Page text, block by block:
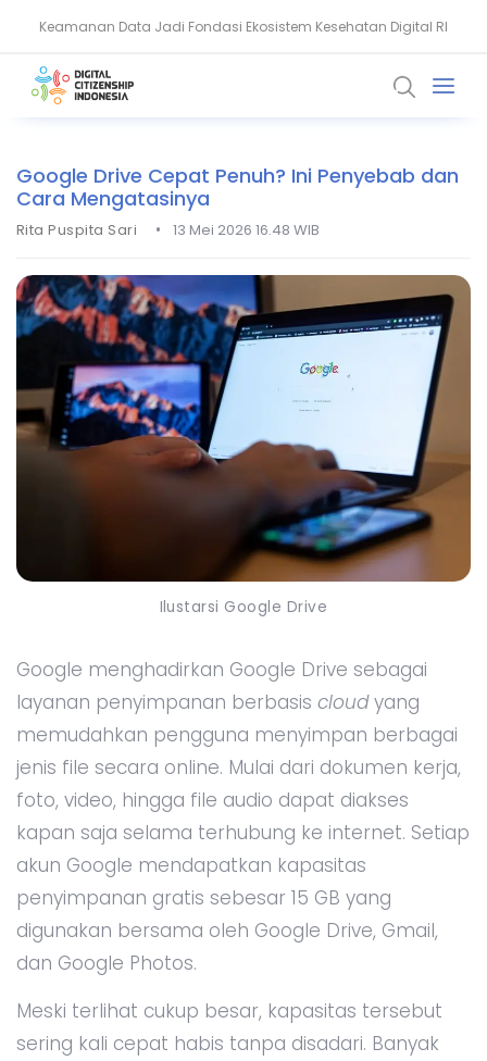
Keamanan Data Jadi Fondasi Ekosistem Kesehatan Digital RI
Akun WhatsApp Diblokir? Ini Penyebab dan Cara Mengatasinya
Google Drive Cepat Penuh? Ini Penyebab dan
Cara Mengatasinya
Rita Puspita Sari • 13 Mei 2026 16.48 WIB
Ilustarsi Google Drive
Google menghadirkan Google Drive sebagai
layanan penyimpanan berbasis cloudyang
memudahkan pengguna menyimpan berbagai
jenis file secara online. Mulai dari dokumen kerja,
foto, video, hingga file audio dapat diakses
kapan saja selama terhubung ke internet. Setiap
akun Google mendapatkan kapasitas
penyimpanan gratis sebesar 15 GB yang
digunakan bersama oleh Google Drive, Gmail,
dan Google Photos.
Meski terlihat cukup besar, kapasitas tersebut
sering kali cepat habis tanpa disadari. Banyak